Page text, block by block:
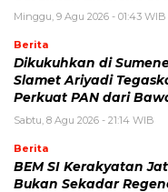
Minggu, 9 Agu 2026 - 01:43 WIB
Berita
Dikukuhkan di
Slamet Ariyadi
Perkuat PAN dari
Sabtu, 8 Agu 2026 - 21:14 WIB
Berita
BEM SI Kerakyatan
Bukan Sekadar